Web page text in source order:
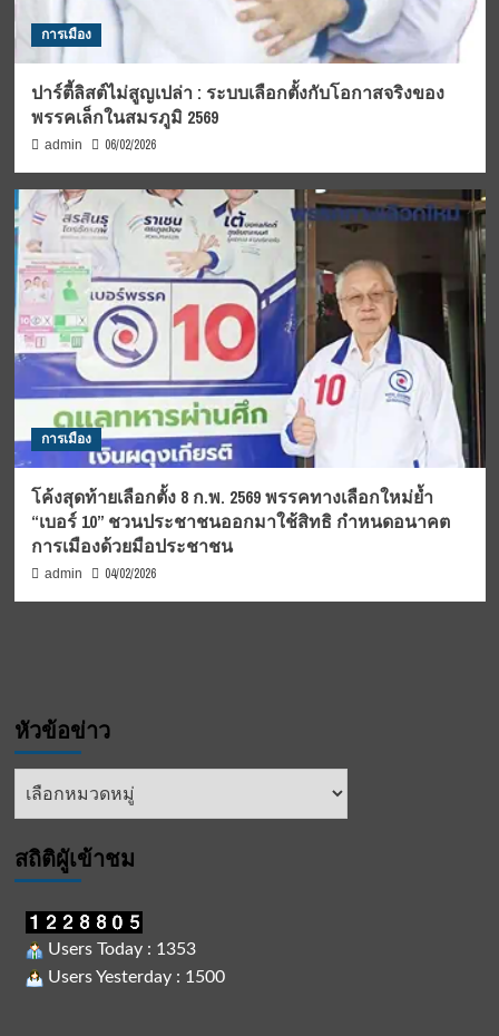
การเมือง
ปาร์ตี้ลิสต์ไม่สูญเปล่า : ระบบเลือกตั้งกับโอกาสจริงของ
พรรคเล็กในสมรภูมิ 2569
admin 06/02/2026
การเมือง
โค้งสุดท้ายเลือกตั้ง 8 ก.พ. 2569 พรรคทางเลือกใหม่ย้ำ
“เบอร์ 10” ชวนประชาชนออกมาใช้สิทธิ กำหนดอนาคต
การเมืองด้วยมือประชาชน
admin 04/02/2026
หัวข้อข่าว
หัวข้อ
สถิติผูัเข้าชม
Users Today : 1353
Users Yesterday : 1500